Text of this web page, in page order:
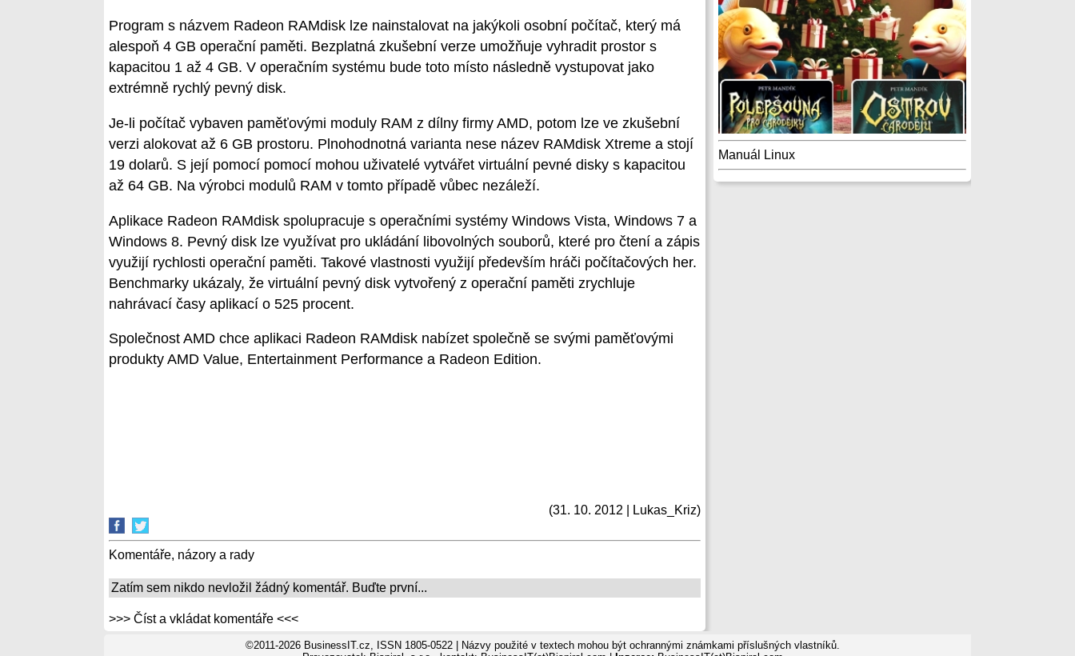
Manuál Linux
Program s názvem Radeon RAMdisk lze nainstalovat na jakýkoli osobní počítač, který má
alespoň 4 GB operační paměti. Bezplatná zkušební verze umožňuje vyhradit prostor s
kapacitou 1 až 4 GB. V operačním systému bude toto místo následně vystupovat jako
extrémně rychlý pevný disk.
Je-li počítač vybaven paměťovými moduly RAM z dílny firmy AMD, potom lze ve zkušební
verzi alokovat až 6 GB prostoru. Plnohodnotná varianta nese název RAMdisk Xtreme a stojí
19 dolarů. S její pomocí pomocí mohou uživatelé vytvářet virtuální pevné disky s kapacitou
až 64 GB. Na výrobci modulů RAM v tomto případě vůbec nezáleží.
Aplikace Radeon RAMdisk spolupracuje s operačními systémy Windows Vista, Windows 7 a
Windows 8. Pevný disk lze využívat pro ukládání libovolných souborů, které pro čtení a zápis
využijí rychlosti operační paměti. Takové vlastnosti využijí především hráči počítačových her.
Benchmarky ukázaly, že virtuální pevný disk vytvořený z operační paměti zrychluje
nahrávací časy aplikací o 525 procent.
Společnost AMD chce aplikaci Radeon RAMdisk nabízet společně se svými paměťovými
produkty AMD Value, Entertainment Performance a Radeon Edition.
(31. 10. 2012 | Lukas_Kriz)
Komentáře, názory a rady
Zatím sem nikdo nevložil žádný komentář. Buďte první...
>>> Číst a vkládat komentáře <<<
©2011-2026 BusinessIT.cz, ISSN 1805-0522 | Názvy použité v textech mohou být ochrannými známkami příslušných vlastníků.